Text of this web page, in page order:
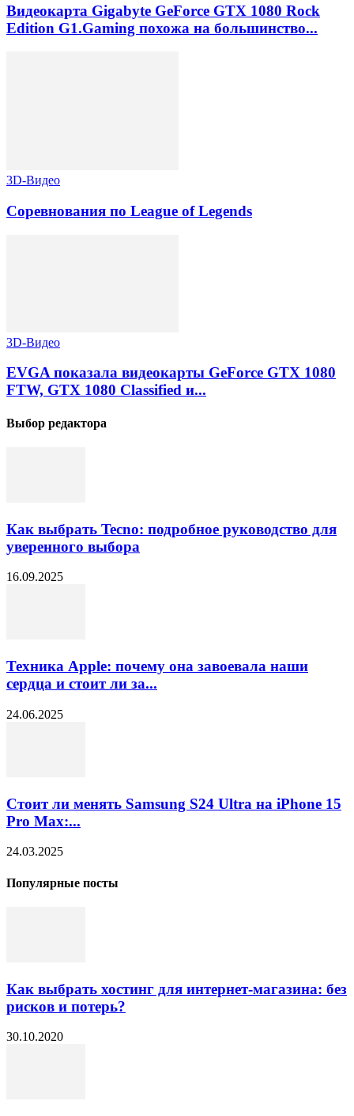
Видеокарта Gigabyte GeForce GTX 1080 Rock
Edition G1.Gaming похожа на большинство...
3D-Видео
Соревнования по League of Legends
3D-Видео
EVGA показала видеокарты GeForce GTX 1080
FTW, GTX 1080 Classified и...
Выбор редактора
Как выбрать Tecno: подробное руководство для
уверенного выбора
16.09.2025
Техника Apple: почему она завоевала наши
сердца и стоит ли за...
24.06.2025
Стоит ли менять Samsung S24 Ultra на iPhone 15
Pro Max:...
24.03.2025
Популярные посты
Как выбрать хостинг для интернет-магазина: без
рисков и потерь?
30.10.2020